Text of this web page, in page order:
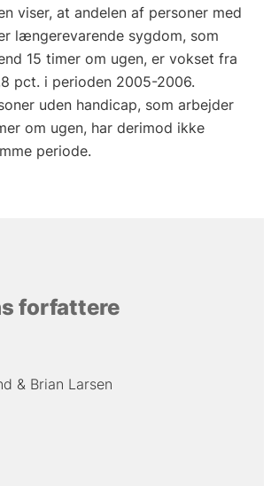
viser, at andelen af personer med
længerevarende sygdom, som
15 timer om ugen, er vokset fra
pct. i perioden 2005-2006.
uden handicap, som arbejder
om ugen, har derimod ikke
periode.
forfattere
Brian Larsen